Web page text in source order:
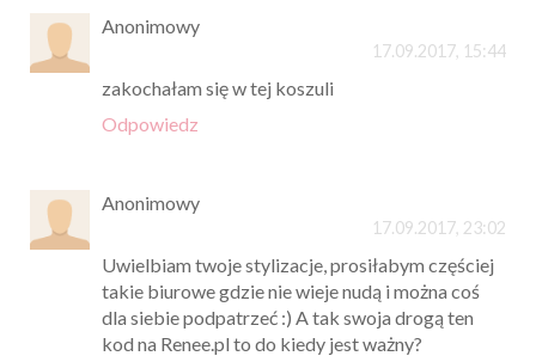
Anonimowy
17.09.2017, 15:44
zakochałam się w tej koszuli
Odpowiedz
Anonimowy
17.09.2017, 23:02
Uwielbiam twoje stylizacje, prosiłabym częściej
takie biurowe gdzie nie wieje nudą i można coś
dla siebie podpatrzeć :) A tak swoja drogą ten
kod na Renee.pl to do kiedy jest ważny?